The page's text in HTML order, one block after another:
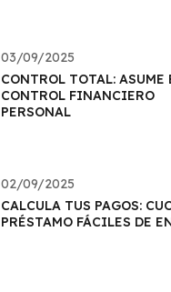
03/09/2025
CONTROL TOTAL: ASUME
CONTROL FINANCIERO
PERSONAL
02/09/2025
CALCULA TUS PAGOS:
PRÉSTAMO FÁCILES DE